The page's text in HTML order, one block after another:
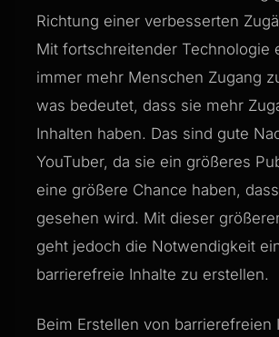
Richtung einer verbesserten
Mit fortschreitender Technologie
immer mehr Menschen Zugang
was bedeutet, dass sie mehr
Inhalten haben. Das sind gute
YouTuber, da sie ein größeres
eine größere Chance haben,
gesehen wird. Mit dieser
geht jedoch die Notwendigkeit
barrierefreie Inhalte zu erstellen.
Beim Erstellen von barrierefreien